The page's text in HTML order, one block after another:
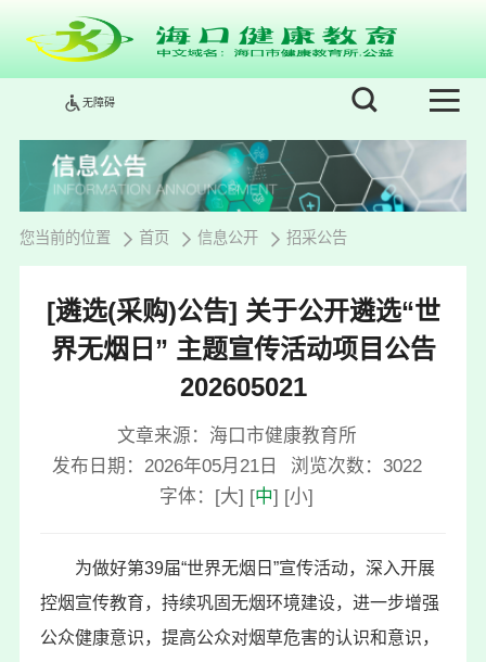
无障碍
您当前的位置 首页 信息公开 招采公告
[遴选(采购)公告] 关于公开遴选“世
界无烟日” 主题宣传活动项目公告
202605021
文章来源：海口市健康教育所
发布日期：2026年05月21日
浏览次数： 3022
字体： [大] [中] [小]
为做好第39届“世界无烟日”宣传活动，深入开展
控烟宣传教育，持续巩固无烟环境建设，进一步增强
公众健康意识，提高公众对烟草危害的认识和意识，